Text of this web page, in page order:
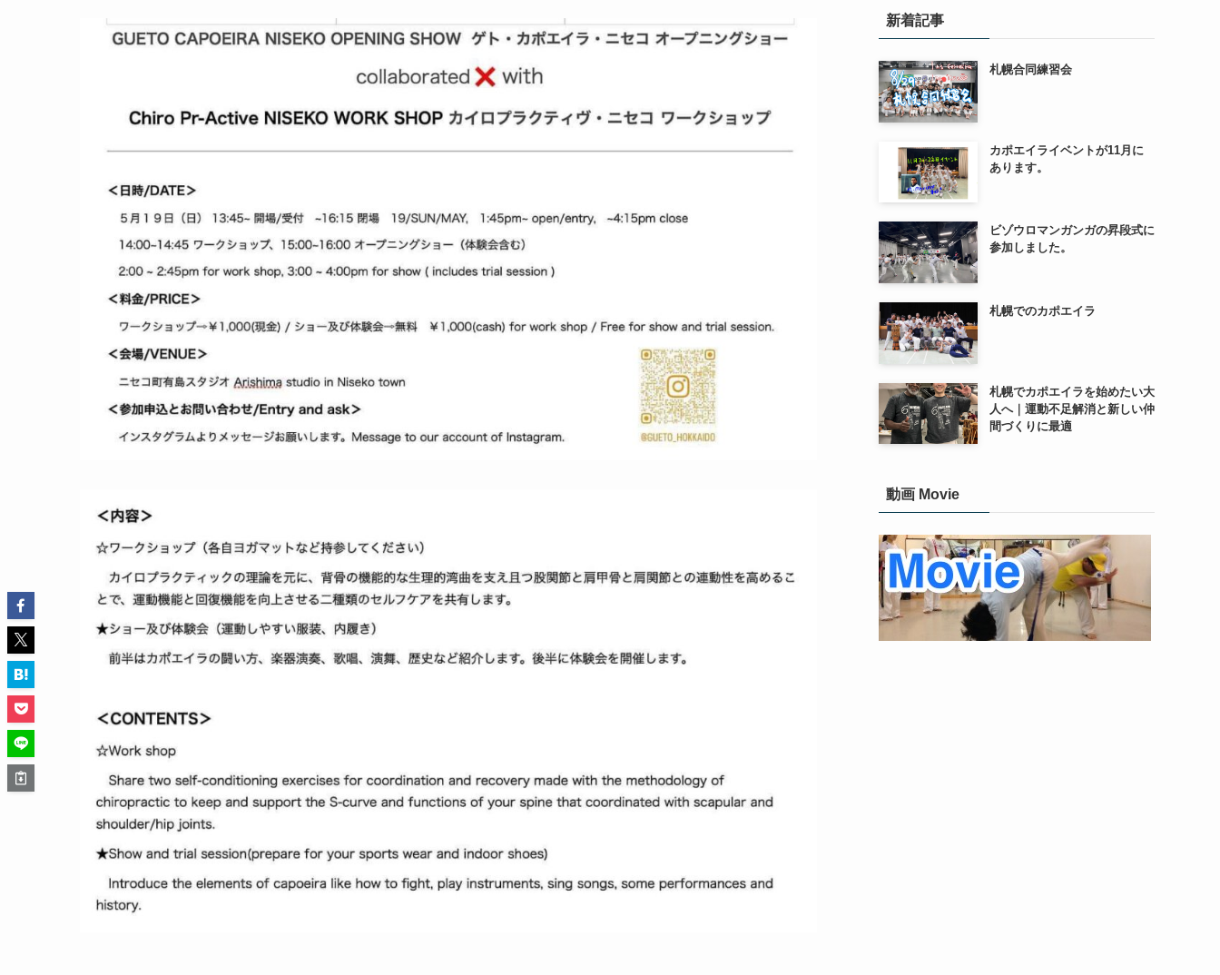
新着記事
札幌合同練習会
カポエイライベントが11月に
あります。
ビゾウロマンガンガの昇段式に
参加しました。
札幌でのカポエイラ
札幌でカポエイラを始めたい大
人へ｜運動不足解消と新しい仲
間づくりに最適
動画 Movie